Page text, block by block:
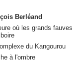
Berléand
où les grands fauves
du Kangourou
à l'ombre